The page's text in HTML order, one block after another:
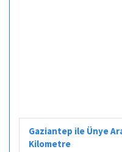
Gaziantep ile Ünye
Kilometre